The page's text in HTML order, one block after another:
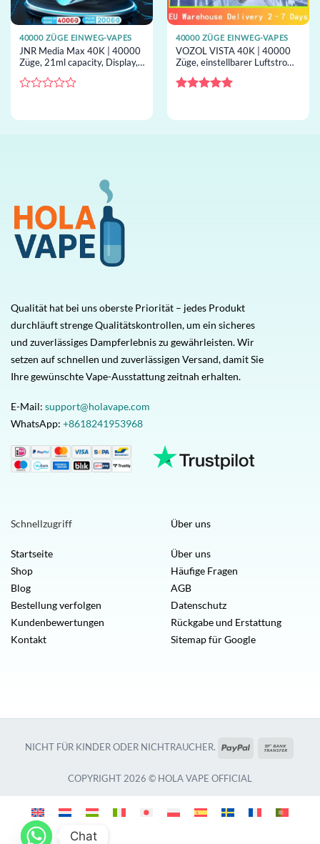
40000 ZÜGE EINWEG-VAPES
JNR Media Max 40K | 40000
Züge, 21ml capacity, Display,
Großhandel
0
40000 ZÜGE EINWEG-VAPES
VOZOL VISTA 40K | 40000
Züge, einstellbarer Luftstrom,
Einweg-Vape für den
5
Qualität hat bei uns oberste Priorität – jedes Produkt
durchläuft strenge Qualitätskontrollen, um ein sicheres
und zuverlässiges Dampferlebnis zu gewährleisten. Wir
setzen auf schnellen und zuverlässigen Versand, damit Sie
Ihre gewünschte Vape-Ausstattung zeitnah erhalten.
E-Mail: support@holavape.com
WhatsApp: +8618241953968
Schnellzugriff
Startseite
Shop
Blog
Bestellung verfolgen
Kundenbewertungen
Kontakt
Über uns
Über uns
Häufige Fragen
AGB
Datenschutz
Rückgabe und Erstattung
Sitemap für Google
NICHT FÜR KINDER ODER NICHTRAUCHER. PayPal
COPYRIGHT 2026 © HOLA VAPE OFFICIAL
Chat